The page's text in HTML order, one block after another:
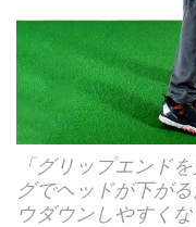
「グリップエンド
グでヘッドが下が
ウダウンしやすくな